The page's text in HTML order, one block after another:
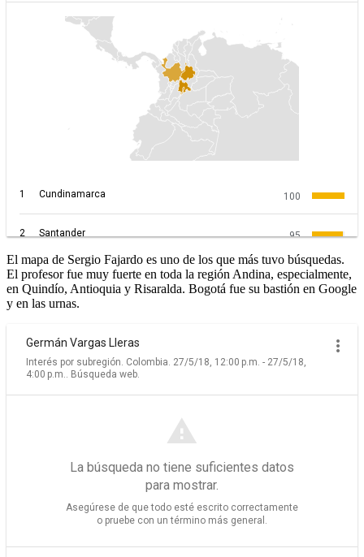
El mapa de Sergio Fajardo es uno de los que más tuvo búsquedas.
El profesor fue muy fuerte en toda la región Andina, especialmente,
en Quindío, Antioquia y Risaralda. Bogotá fue su bastión en Google
y en las urnas.